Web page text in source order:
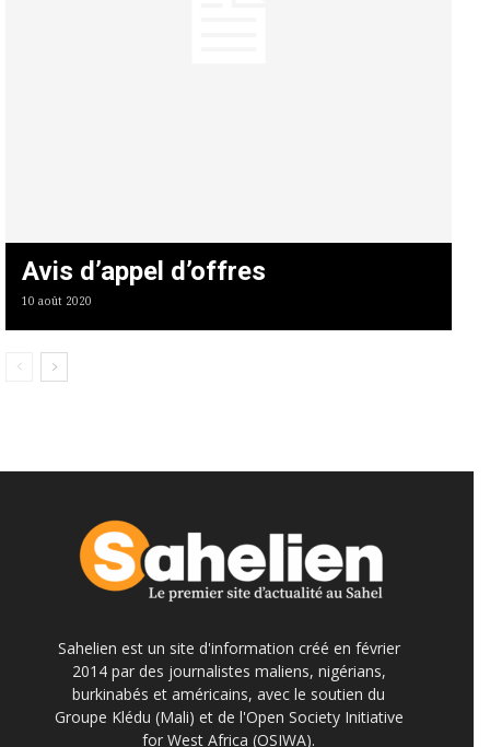
Avis d’appel d’offres
10 août 2020
Sahelien est un site d'information créé en février
2014 par des journalistes maliens, nigérians,
burkinabés et américains, avec le soutien du
Groupe Klédu (Mali) et de l'Open Society Initiative
for West Africa (OSIWA).